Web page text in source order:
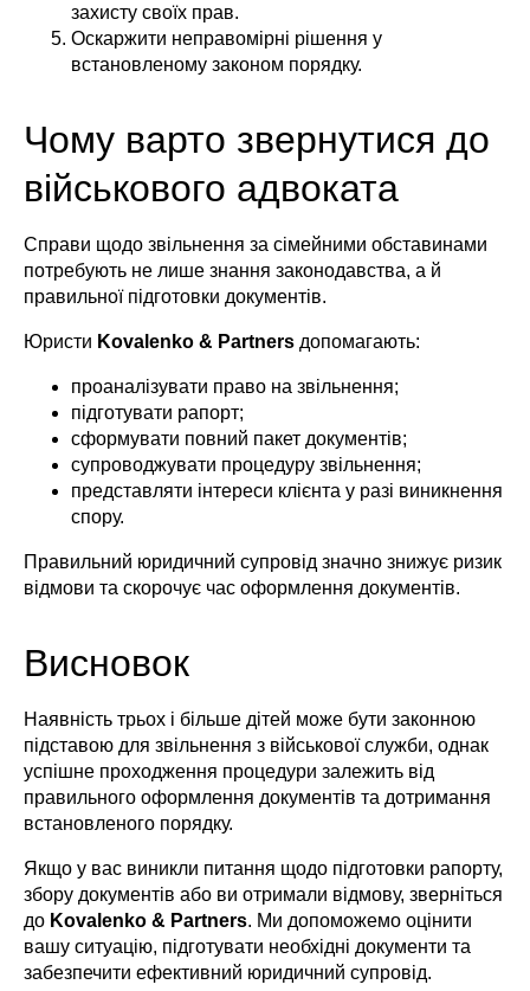
захисту своїх прав.
Оскаржити неправомірні рішення у
встановленому законом порядку.
Чому варто звернутися до
військового адвоката
Справи щодо звільнення за сімейними обставинами
потребують не лише знання законодавства, а й
правильної підготовки документів.
Юристи Kovalenko & Partners допомагають:
проаналізувати право на звільнення;
підготувати рапорт;
сформувати повний пакет документів;
супроводжувати процедуру звільнення;
представляти інтереси клієнта у разі виникнення
спору.
Правильний юридичний супровід значно знижує ризик
відмови та скорочує час оформлення документів.
Висновок
Наявність трьох і більше дітей може бути законною
підставою для звільнення з військової служби, однак
успішне проходження процедури залежить від
правильного оформлення документів та дотримання
встановленого порядку.
Якщо у вас виникли питання щодо підготовки рапорту,
збору документів або ви отримали відмову, зверніться
до Kovalenko & Partners. Ми допоможемо оцінити
вашу ситуацію, підготувати необхідні документи та
забезпечити ефективний юридичний супровід.